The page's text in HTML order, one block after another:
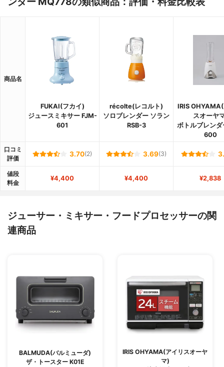
商品名
FUKAI(フカイ)
ジュースミキサー FJM-
601
récolte(レコルト)
ソロブレンダー ソラン
RSB-3
IRIS
スオーヤ
ボトルブレン
600
口コミ
評価
3.70(2) 3.69(3)
値段
料金
¥4,400 ¥4,400 ¥2,838
ジューサー・ミキサー・フードプロセッサーの関
連商品
BALMUDA(バルミューダ)
ザ・トースター K01E
IRIS OHYAMA(アイリスオーヤ
マ)